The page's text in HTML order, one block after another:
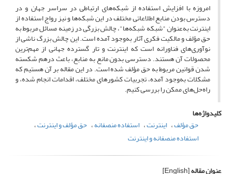
امروزه با افزایش استفاده از شبکه‌های ارتباطی در سراسر جهان و در
دسترس بودن منابع اطلاعاتی مختلف در این شبکه‌ها و نیز رواج استفاده از
اینترنت به‌عنوان "شبکه شبکه‌ها"، چالش بزرگی در زمینه مسائل مربوط به
حق مؤلف و مالکیت فکری آثار به‌وجود آمده است. این چالش بزرگ ناشی از
نوآوری‌های فناورانه است که اینترنت و تار گسترده جهانی از مهم‌ترین
محصولات آن هستند. دسترسی بدون مانع به منابع، باعث درهم شکسته
شدن قوانین مربوط به حق مؤلف شده است. در این مقاله بر آن هستیم که
مشکلات به‌وجود آمده، تجربیات کشورهای مختلف، اقدامات انجام شده، و
راه‌حل‌های ممکن را بررسی کنیم.
کلیدواژه‌ها
حق مؤلف اینترنت استفاده منصفانه حق مؤلف و اینترنت
استفاده منصفانه و اینترنت
عنوان مقاله[English]